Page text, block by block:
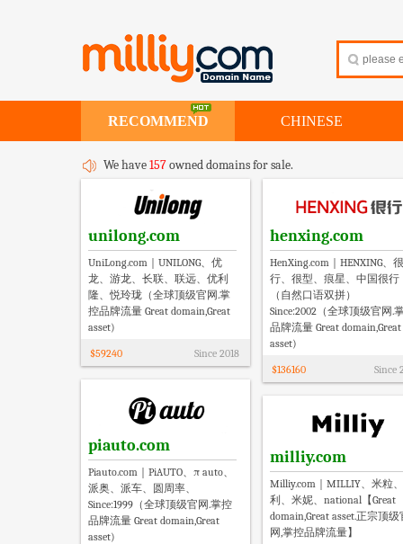
RECOMMEND CHINESE
We have157owned domains for sale.
unilong.com
UniLong.com｜UNILONG、优
龙、游龙、长联、联远、优利
隆、悦玲珑（全球顶级官网.掌
控品牌流量 Great domain,Great
asset)
$59240 Since 2018
henxing.com
HenXing.com｜HENXING、很
行、很型、痕星、中国很行
（自然口语双拼）
Since:2002（全球顶级官网.
品牌流量 Great domain,Great
asset)
$136160 Since
piauto.com
Piauto.com｜PiAUTO、π auto、
派奥、派车、圆周率、
Since:1999（全球顶级官网.掌控
品牌流量 Great domain,Great
asset)
milliy.com
Milliy.com｜MILLIY、米粒
利、米妮、national【Great
domain,Great asset.正宗顶级
网,掌控品牌流量】